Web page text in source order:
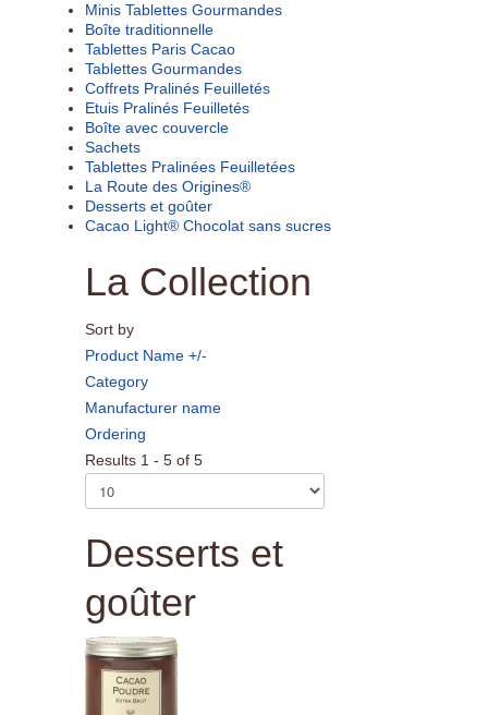
Minis Tablettes Gourmandes
Boîte traditionnelle
Tablettes Paris Cacao
Tablettes Gourmandes
Coffrets Pralinés Feuilletés
Etuis Pralinés Feuilletés
Boîte avec couvercle
Sachets
Tablettes Pralinées Feuilletées
La Route des Origines®
Desserts et goûter
Cacao Light® Chocolat sans sucres
La Collection
Sort by
Product Name +/-
Category
Manufacturer name
Ordering
Results 1 - 5 of 5
Desserts et
goûter